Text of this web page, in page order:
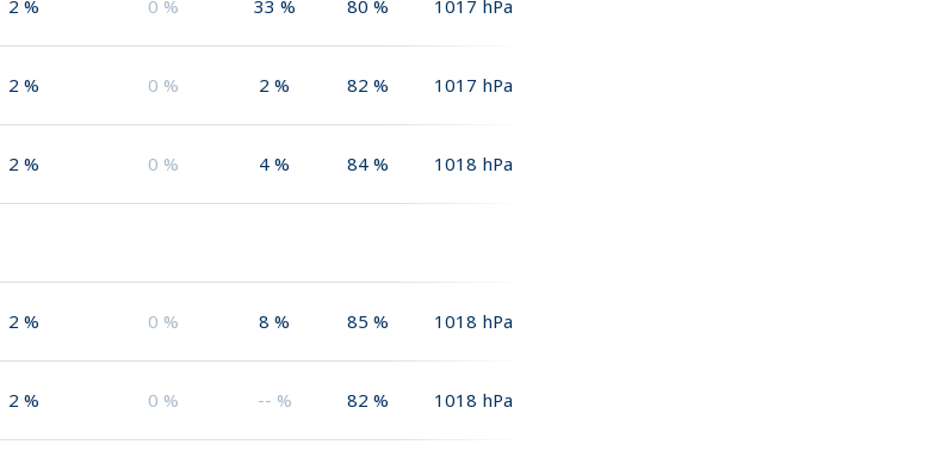
2 % 0 % 33 % 80 % 1017 hPa
2 % 0 % 2 % 82 % 1017 hPa
2 % 0 % 4 % 84 % 1018 hPa
2 % 0 % 8 % 85 % 1018 hPa
2 % 0 % -- % 82 % 1018 hPa